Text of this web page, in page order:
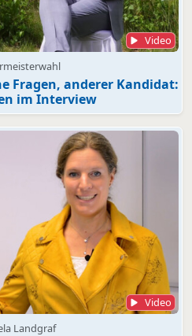
Video
Fragen, anderer Kandidat:
im Interview
Video
Landgraf